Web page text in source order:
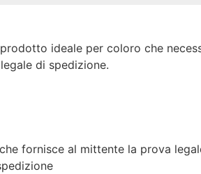
ideale per coloro che
di spedizione.
che fornisce al mittente la prova